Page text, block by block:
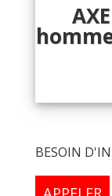
BESOIN